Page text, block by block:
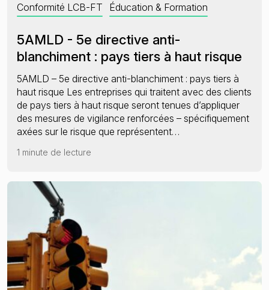
Conformité LCB-FT Éducation & Formation
5AMLD - 5e directive anti-
blanchiment : pays tiers à haut risque
5AMLD – 5e directive anti-blanchiment : pays tiers à
haut risque Les entreprises qui traitent avec des clients
de pays tiers à haut risque seront tenues d’appliquer
des mesures de vigilance renforcées – spécifiquement
axées sur le risque que représentent…
1 minute de lecture